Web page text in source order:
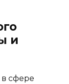
и
сфере